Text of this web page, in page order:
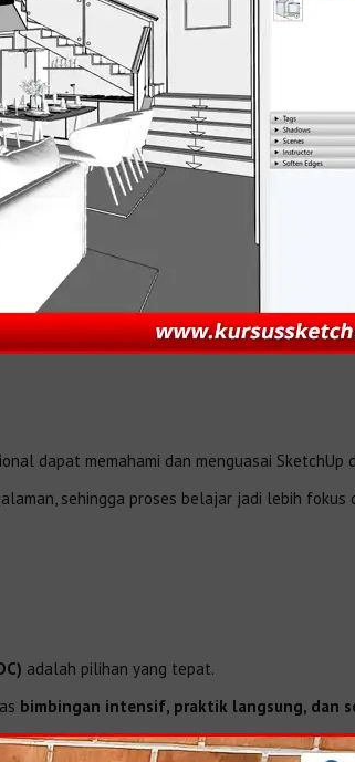
dapat memahami dan menguasai SketchUp
sehingga proses belajar jadi lebih fokus
adalah pilihan yang tepat.
bimbingan intensif, praktik langsung, dan